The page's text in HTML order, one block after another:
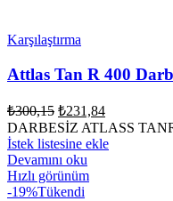
Karşılaştırma
Attlas Tan R 400
₺300,15 Orijinal
fiyat:
₺300,15.
₺231,84
andaki
fiyat:
DARBESİZ ATLASS
İstek listesine ekle
Devamını oku
Hızlı görünüm
-19%Tükendi